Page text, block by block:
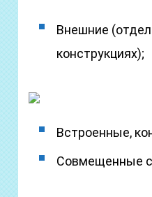
Внешние
конструкциях);
Встроенные,
Совмещенные с